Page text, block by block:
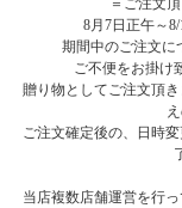
＝ご注文
8月7日正午～
期間中のご注文に
ご不便をお掛け
贈り物としてご注文頂
ご注文確定後の、日時
当店複数店舗運営を行